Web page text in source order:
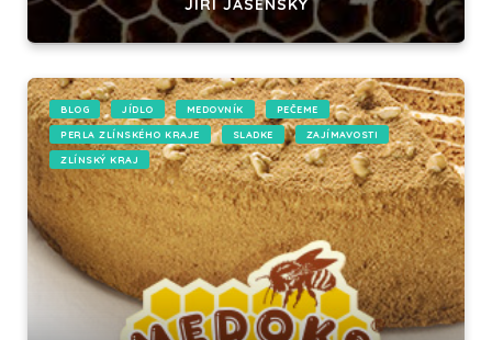
JIŘÍ JASENSKÝ
BLOG JÍDLO MEDOVNÍK PEČEME
PERLA ZLÍNSKÉHO KRAJE SLADKE ZAJÍMAVOSTI
ZLÍNSKÝ KRAJ